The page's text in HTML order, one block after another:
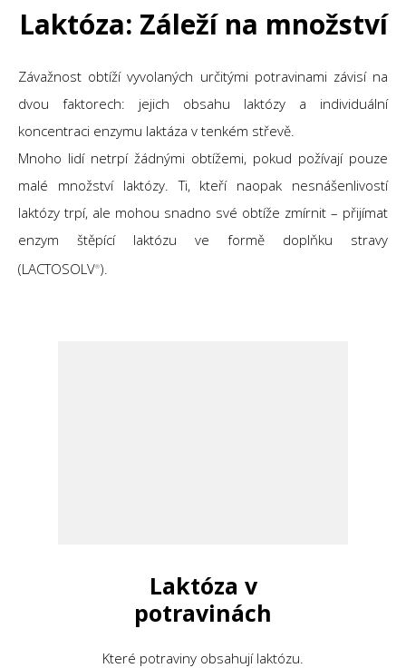
Laktóza: Záleží na množství
Závažnost obtíží vyvolaných určitými potravinami závisí na
dvou faktorech: jejich obsahu laktózy a individuální
koncentraci enzymu laktáza v tenkém střevě.
Mnoho lidí netrpí žádnými obtížemi, pokud požívají pouze
malé množství laktózy. Ti, kteří naopak nesnášenlivostí
laktózy trpí, ale mohou snadno své obtíže zmírnit – přijímat
enzym štěpící laktózu ve formě doplňku stravy
(LACTOSOLV®).
Laktóza v
potravinách
Které potraviny obsahují laktózu.